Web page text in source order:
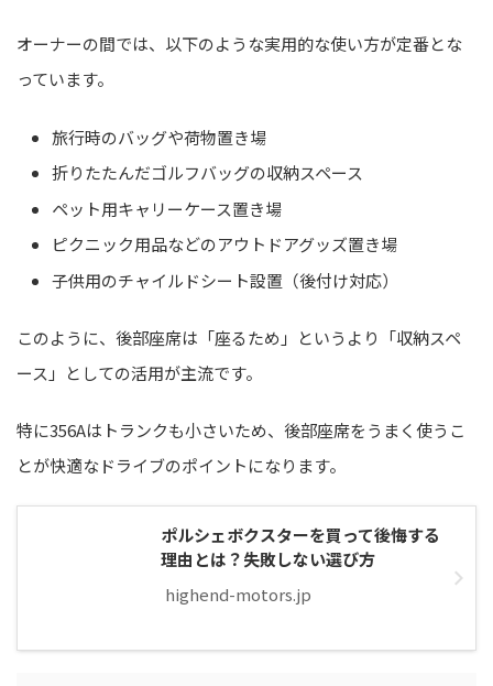
オーナーの間では、以下のような実用的な使い方が定番とな
っています。
旅行時のバッグや荷物置き場
折りたたんだゴルフバッグの収納スペース
ペット用キャリーケース置き場
ピクニック用品などのアウトドアグッズ置き場
子供用のチャイルドシート設置（後付け対応）
このように、後部座席は「座るため」というより「収納スペ
ース」としての活用が主流です。
特に356Aはトランクも小さいため、後部座席をうまく使うこ
とが快適なドライブのポイントになります。
ポルシェボクスターを買って後悔する
理由とは？失敗しない選び方
highend-motors.jp